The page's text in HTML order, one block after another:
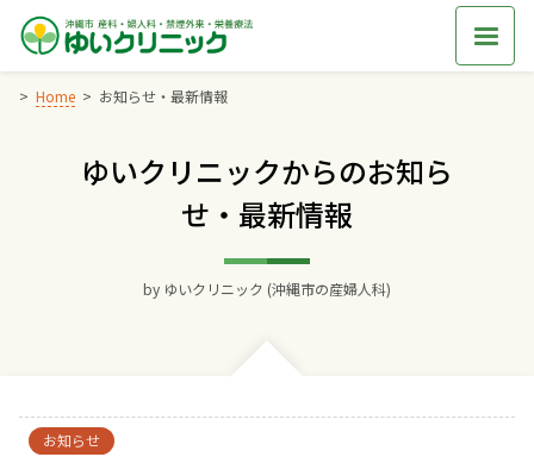
Skip
content
Home お知らせ・最新情報
ゆいクリニックからのお知ら
せ・最新情報
by ゆいクリニック (沖縄市の産婦人科)
お知らせ
Home
院長からのごあいさつ
ゆいクリニックの経営理念